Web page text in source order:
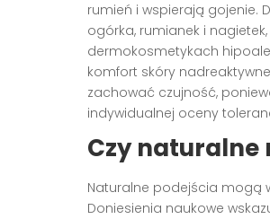
rumień i wspierają gojenie.
ogórka, rumianek i
dermokosmetykach
komfort skóry
zachować czujność,
indywidualnej oceny
Czy
Naturalne podejścia mogą
Doniesienia naukowe